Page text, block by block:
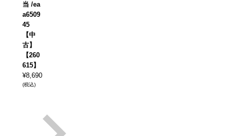
当 /ea
a6509
45
【中
古】
【260
615】
¥8,690
(税込)